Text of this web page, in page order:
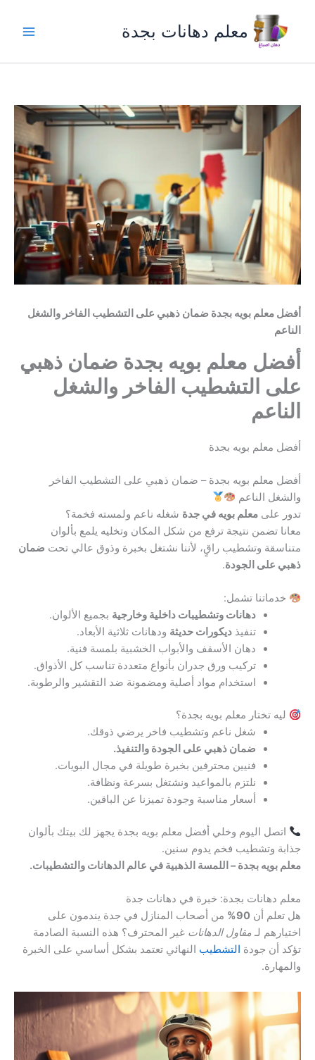
المحتوى
معلم دهانات بجدة
أفضل معلم بويه بجدة ضمان ذهبي على التشطيب الفاخر والشغل
الناعم
أفضل معلم بويه بجدة ضمان ذهبي
على التشطيب الفاخر والشغل
الناعم
أفضل معلم بويه بجدة
أفضل معلم بويه بجدة – ضمان ذهبي على التشطيب الفاخر
والشغل الناعم
تدور على معلم بويه في جدة شغله ناعم ولمسته فخمة؟
معانا تضمن نتيجة ترفع من شكل المكان وتخليه يلمع بألوان
متناسقة وتشطيب راقٍ، لأننا نشتغل بخبرة وذوق عالي تحت ضمان
ذهبي على الجودة.
خدماتنا تشمل:
دهانات وتشطيبات داخلية وخارجية بجميع الألوان.
تنفيذ ديكورات حديثة ودهانات ثلاثية الأبعاد.
دهان الأسقف والأبواب الخشبية بلمسة فنية.
تركيب ورق جدران بأنواع متعددة تناسب كل الأذواق.
استخدام مواد أصلية ومضمونة ضد التقشير والرطوبة.
ليه تختار معلم بويه بجدة؟
شغل ناعم وتشطيب فاخر يرضي ذوقك.
ضمان ذهبي على الجودة والتنفيذ.
فنيين محترفين بخبرة طويلة في مجال البويات.
نلتزم بالمواعيد ونشتغل بسرعة ونظافة.
أسعار مناسبة وجودة تميزنا عن الباقين.
اتصل اليوم وخلي أفضل معلم بويه بجدة يجهز لك بيتك بألوان
جذابة وتشطيب فخم يدوم سنين.
معلم بويه بجدة – اللمسة الذهبية في عالم الدهانات والتشطيبات.
معلم دهانات بجدة: خبرة في دهانات جدة
هل تعلم أن 90%
من أصحاب المنازل في جدة يندمون على
اختيارهم لـ مقاول الدهانات غير المحترف؟ هذه النسبة الصادمة
تؤكد أن جودة التشطيب النهائي تعتمد بشكل أساسي على الخبرة
والمهارة.